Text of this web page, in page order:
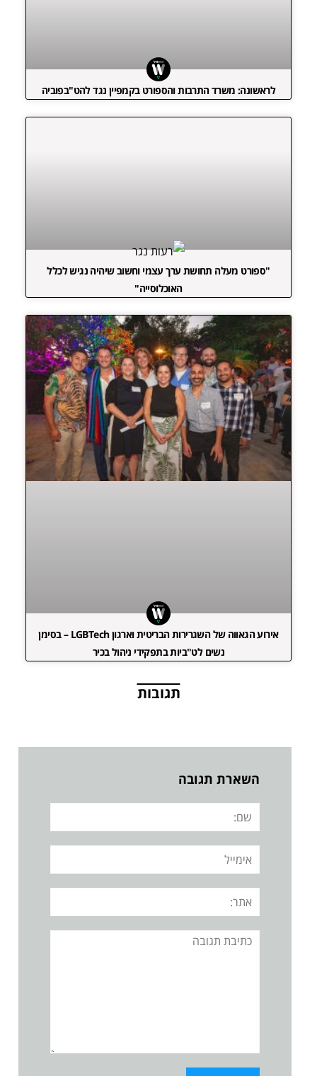
לראשונה: משרד התרבות והספורט בקמפיין נגד להט"בפוביה
"ספורט מעלה תחושת ערך עצמי וחשוב שיהיה נגיש לכלל
האוכלוסייה"
אירוע הגאווה של השגרירות הבריטית וארגון LGBTech – בסימן
נשים לט"ביות בתפקידי ניהול בכיר
תגובות
השארת תגובה
שם:
אימייל
אתר:
תגובה